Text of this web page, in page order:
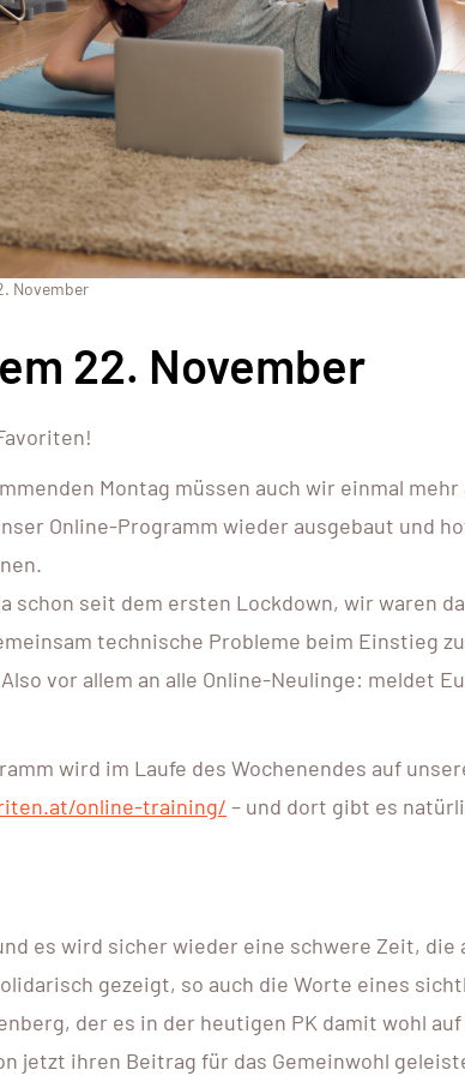
November
22. November
Montag müssen auch wir einmal
Online-Programm wieder ausgebaut und
schon seit dem ersten Lockdown, wir waren
technische Probleme beim Einstieg
vor allem an alle Online-Neulinge: meldet
wird im Laufe des Wochenendes auf
online-training/ – und dort gibt es
es wird sicher wieder eine schwere Zeit, die
gezeigt, so auch die Worte eines
der es in der heutigen PK damit wohl
jetzt ihren Beitrag für das Gemeinwohl